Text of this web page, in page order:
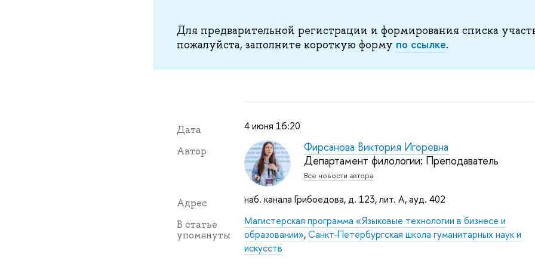
Для предварительной регистрации и формирования списка
пожалуйста, заполните короткую форму по ссылке.
Дата 4 июня 16:20
Автор
Фирсанова Виктория Игоревна
Департамент филологии: Преподаватель
Все новости автора
Адрес наб. канала Грибоедова, д. 123, лит. А, ауд. 402
В статье
упомянуты
Магистерская программа «Языковые технологии в бизнесе и
образовании»,Санкт-Петербургская школа гуманитарных наук и
искусств